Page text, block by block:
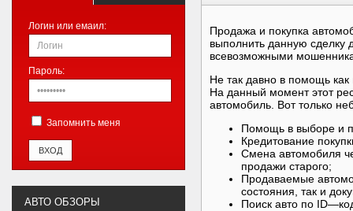
Продажа и покупка
выполнить данную
всевозможными
Не так давно в помощь
На данный момент этот
автомобиль. Вот только
Помощь в выборе и
Кредитование
Смена автомобиля
продажи старого;
Продаваемые
состояния, так и
Поиск авто по
Логин или емаил:
Пароль:
Запомнить меня
АВТО ОБЗОРЫ